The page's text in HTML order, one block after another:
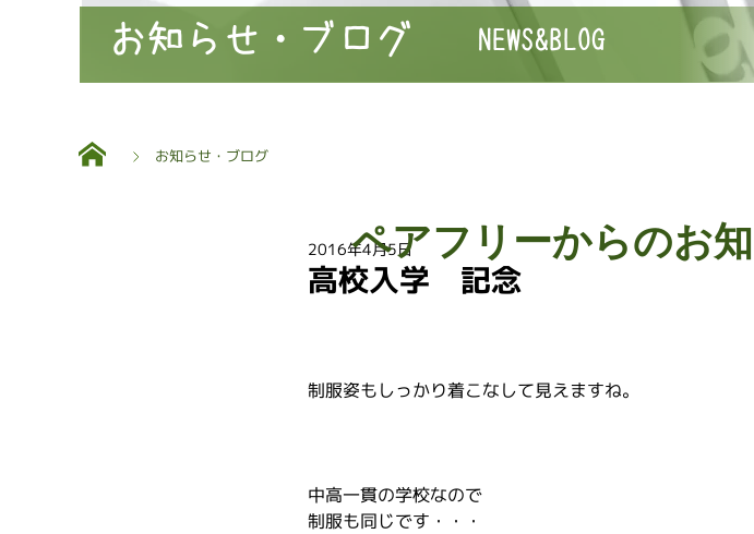
NEWS&BLOG
お知らせ・ブログ
お知らせ・ブログ
高校入学 記念
2016年4月5日
制服姿もしっかり着こなして見えますね。
中高一貫の学校なので
制服も同じです・・・
ペアフリーからのお